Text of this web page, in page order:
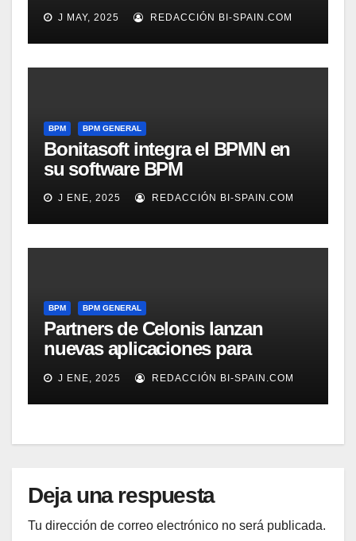
J MAY, 2025 REDACCIÓN BI-SPAIN.COM
BPM BPM GENERAL
Bonitasoft integra el BPMN en
su software BPM
J ENE, 2025 REDACCIÓN BI-SPAIN.COM
BPM BPM GENERAL
Partners de Celonis lanzan
nuevas aplicaciones para
automarizar migración a SAP o
Gestión de Reclamaciones en
Seguros
J ENE, 2025 REDACCIÓN BI-SPAIN.COM
Deja una respuesta
Tu dirección de correo electrónico no será publicada.